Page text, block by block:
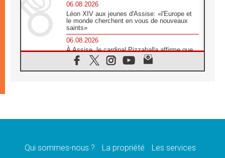
06.08.2026
Léon XIV aux jeunes d'Assise: «l'Europe et
le monde cherchent en vous de nouveaux
saints»
06.08.2026
À Assise, le cardinal Pizzaballa affirme que
«les chrétiens veulent la paix»
06.08.2026
message de paix et de dignité humaine»
Qui sommes-nous ? La propriété Les services